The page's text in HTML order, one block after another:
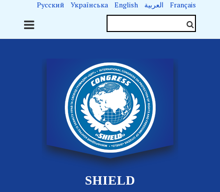
Русский Українська English العربية Français
SHIELD